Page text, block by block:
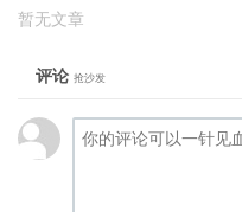
暂无文章
评论 抢沙发